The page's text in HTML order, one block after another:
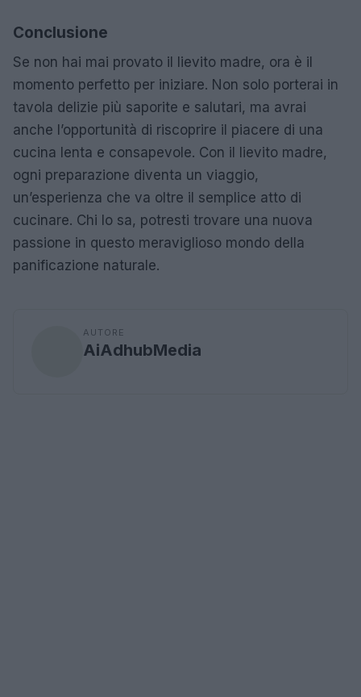
Conclusione
Se non hai mai provato il lievito madre, ora è il
momento perfetto per iniziare. Non solo porterai in
tavola delizie più saporite e salutari, ma avrai
anche l’opportunità di riscoprire il piacere di una
cucina lenta e consapevole. Con il lievito madre,
ogni preparazione diventa un viaggio,
un’esperienza che va oltre il semplice atto di
cucinare. Chi lo sa, potresti trovare una nuova
passione in questo meraviglioso mondo della
panificazione naturale.
AUTORE
AiAdhubMedia